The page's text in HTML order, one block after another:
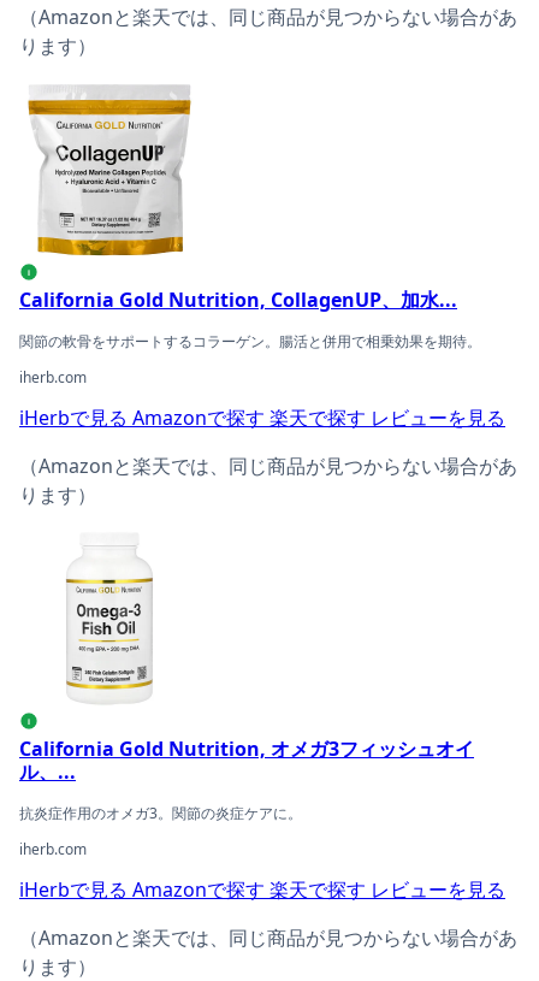
（Amazonと楽天では、同じ商品が見つからない場合があ
ります）
California Gold Nutrition, CollagenUP、加水分解マリン
i
California Gold Nutrition, CollagenUP、加水...
関節の軟骨をサポートするコラーゲン。腸活と併用で相乗効果を期待。
iherb.com
iHerbで見る Amazonで探す 楽天で探す レビューを見る
（Amazonと楽天では、同じ商品が見つからない場合があ
ります）
California Gold Nutrition, オメガ3フィッシュオイル、ト
i
California Gold Nutrition, オメガ3フィッシュオイ
ル、...
抗炎症作用のオメガ3。関節の炎症ケアに。
iherb.com
iHerbで見る Amazonで探す 楽天で探す レビューを見る
（Amazonと楽天では、同じ商品が見つからない場合があ
ります）